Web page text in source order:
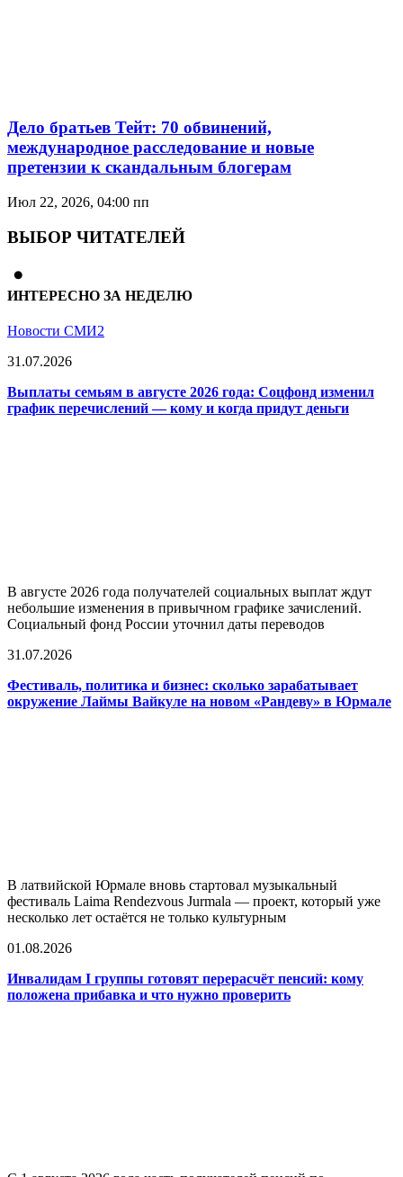
Дело братьев Тейт: 70 обвинений,
международное расследование и новые
претензии к скандальным блогерам
Июл 22, 2026, 04:00 пп
ВЫБОР ЧИТАТЕЛЕЙ
ИНТЕРЕСНО ЗА НЕДЕЛЮ
Новости СМИ2
31.07.2026
Выплаты семьям в августе 2026 года: Соцфонд изменил
график перечислений — кому и когда придут деньги
В августе 2026 года получателей социальных выплат ждут
небольшие изменения в привычном графике зачислений.
Социальный фонд России уточнил даты переводов
31.07.2026
Фестиваль, политика и бизнес: сколько зарабатывает
окружение Лаймы Вайкуле на новом «Рандеву» в Юрмале
В латвийской Юрмале вновь стартовал музыкальный
фестиваль Laima Rendezvous Jurmala — проект, который уже
несколько лет остаётся не только культурным
01.08.2026
Инвалидам I группы готовят перерасчёт пенсий: кому
положена прибавка и что нужно проверить